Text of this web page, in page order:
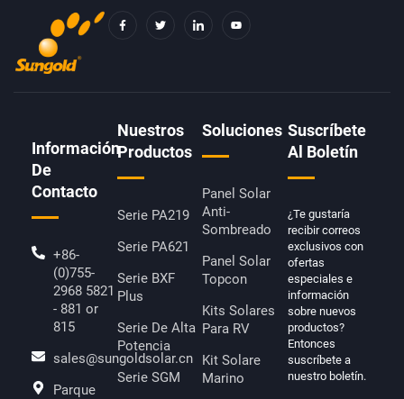
A
W
C
O
Información
De
Contacto
+86-
(0)755-
2968 5821
- 881 or
815
sales@sungoldsolar.cn
Parque
Nuestros
Productos
Serie PA219
Serie PA621
Serie BXF
Plus
Serie De Alta
Potencia
Serie SGM
Soluciones
Panel Solar
Anti-
Sombreado
Panel Solar
Topcon
Kits Solares
Para RV
Kit Solare
Marino
Suscríbete
Al Boletín
¿Te gustaría
recibir correos
exclusivos con
ofertas
especiales e
información
sobre nuevos
productos?
Entonces
suscríbete a
nuestro boletín.